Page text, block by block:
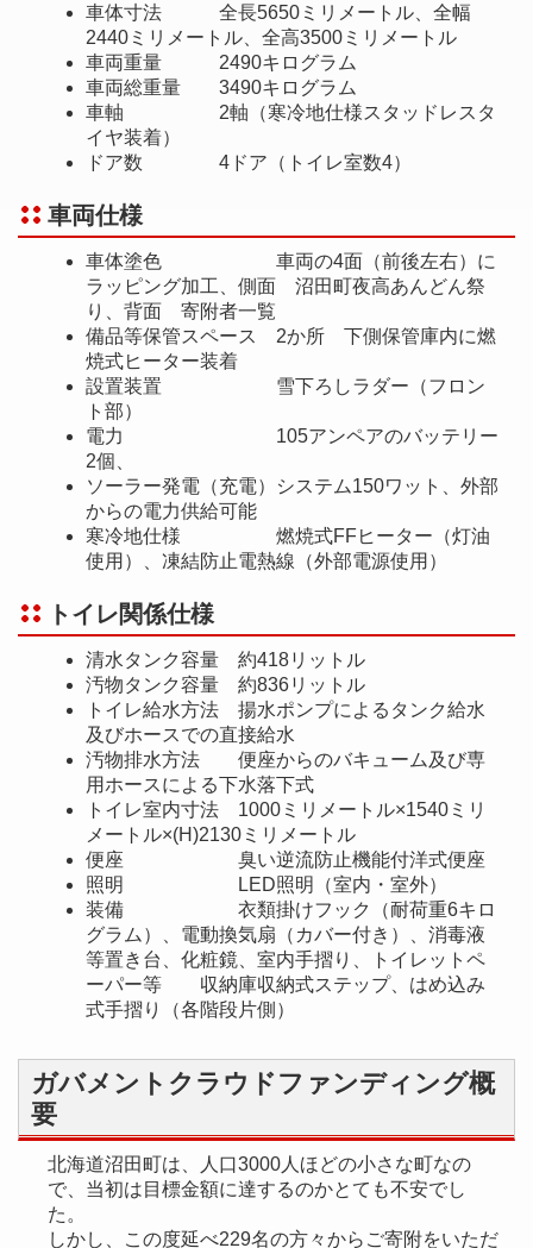
車体寸法 全長5650ミリメートル、全幅
2440ミリメートル、全高3500ミリメートル
車両重量 2490キログラム
車両総重量 3490キログラム
車軸 2軸（寒冷地仕様スタッドレスタ
イヤ装着）
ドア数 4ドア（トイレ室数4）
車両仕様
車体塗色 車両の4面（前後左右）に
ラッピング加工、側面 沼田町夜高あんどん祭
り、背面 寄附者一覧
備品等保管スペース 2か所 下側保管庫内に燃
焼式ヒーター装着
設置装置 雪下ろしラダー（フロン
ト部）
電力 105アンペアのバッテリー
2個、
ソーラー発電（充電）システム150ワット、外部
からの電力供給可能
寒冷地仕様 燃焼式FFヒーター（灯油
使用）、凍結防止電熱線（外部電源使用）
トイレ関係仕様
清水タンク容量 約418リットル
汚物タンク容量 約836リットル
トイレ給水方法 揚水ポンプによるタンク給水
及びホースでの直接給水
汚物排水方法 便座からのバキューム及び専
用ホースによる下水落下式
トイレ室内寸法 1000ミリメートル×1540ミリ
メートル×(H)2130ミリメートル
便座 臭い逆流防止機能付洋式便座
照明 LED照明（室内・室外）
装備 衣類掛けフック（耐荷重6キロ
グラム）、電動換気扇（カバー付き）、消毒液
等置き台、化粧鏡、室内手摺り、トイレットペ
ーパー等 収納庫収納式ステップ、はめ込み
式手摺り（各階段片側）
ガバメントクラウドファンディング概
要
北海道沼田町は、人口3000人ほどの小さな町なの
で、当初は目標金額に達するのかとても不安でし
た。
しかし、この度延べ229名の方々からご寄附をいただ